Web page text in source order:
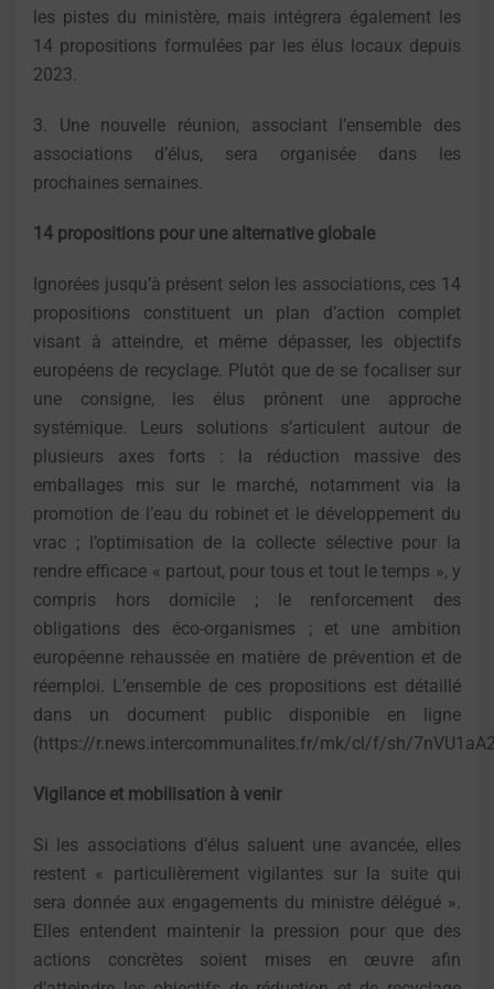
les pistes du ministère, mais intégrera également les
14 propositions formulées par les élus locaux depuis
2023.
3. Une nouvelle réunion, associant l’ensemble des
associations d’élus, sera organisée dans les
prochaines semaines.
14 propositions pour une alternative globale
Ignorées jusqu’à présent selon les associations, ces 14
propositions constituent un plan d’action complet
visant à atteindre, et même dépasser, les objectifs
européens de recyclage. Plutôt que de se focaliser sur
une consigne, les élus prônent une approche
systémique. Leurs solutions s’articulent autour de
plusieurs axes forts : la réduction massive des
emballages mis sur le marché, notamment via la
promotion de l’eau du robinet et le développement du
vrac ; l’optimisation de la collecte sélective pour la
rendre efficace « partout, pour tous et tout le temps », y
compris hors domicile ; le renforcement des
obligations des éco-organismes ; et une ambition
européenne rehaussée en matière de prévention et de
réemploi. L’ensemble de ces propositions est détaillé
dans un document public disponible en ligne
(https://r.news.intercommunalites.fr/mk/cl/f/sh/
Vigilance et mobilisation à venir
Si les associations d’élus saluent une avancée, elles
restent « particulièrement vigilantes sur la suite qui
sera donnée aux engagements du ministre délégué ».
Elles entendent maintenir la pression pour que des
actions concrètes soient mises en œuvre afin